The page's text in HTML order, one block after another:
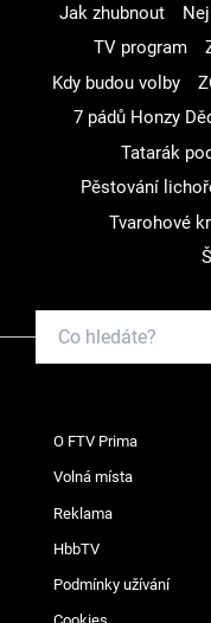
Jak zhubnout
TV program
Kdy budou volby
7 pádů Honzy
Tatarák
Pěstování
Tvarohové
O FTV Prima
Volná místa
Reklama
HbbTV
Podmínky užívání